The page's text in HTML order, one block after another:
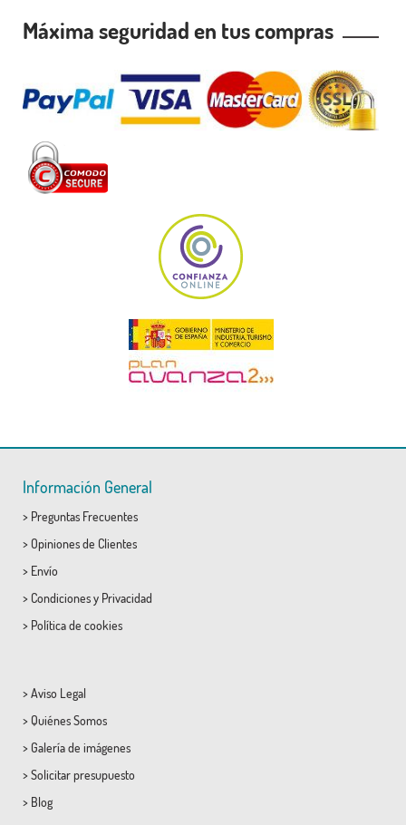
Máxima seguridad en tus compras
Información General
> Preguntas Frecuentes
> Opiniones de Clientes
> Envío
> Condicionesy Privacidad
> Política de cookies
> Aviso Legal
> Quiénes Somos
> Galería de imágenes
> Solicitar presupuesto
> Blog